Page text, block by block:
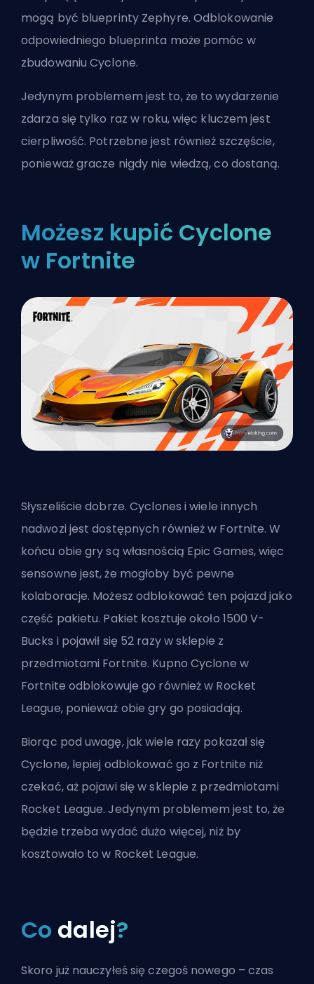
mogą być blueprinty Zephyre. Odblokowanie
odpowiedniego blueprinta może pomóc w
zbudowaniu Cyclone.
Jedynym problemem jest to, że to wydarzenie
zdarza się tylko raz w roku, więc kluczem jest
cierpliwość. Potrzebne jest również szczęście,
ponieważ gracze nigdy nie wiedzą, co dostaną.
Możesz kupić Cyclone
w Fortnite
Słyszeliście dobrze. Cyclones i wiele innych
nadwozi jest dostępnych również w Fortnite. W
końcu obie gry są własnością Epic Games, więc
sensowne jest, że mogłoby być pewne
kolaboracje. Możesz odblokować ten pojazd jako
część pakietu. Pakiet kosztuje około 1500 V-
Bucks i pojawił się 52 razy w sklepie z
przedmiotami Fortnite. Kupno Cyclone w
Fortnite odblokowuje go również w Rocket
League, ponieważ obie gry go posiadają.
Biorąc pod uwagę, jak wiele razy pokazał się
Cyclone, lepiej odblokować go z Fortnite niż
czekać, aż pojawi się w sklepie z przedmiotami
Rocket League. Jedynym problemem jest to, że
będzie trzeba wydać dużo więcej, niż by
kosztowało to w Rocket League.
Co dalej?
Skoro już nauczyłeś się czegoś nowego – czas